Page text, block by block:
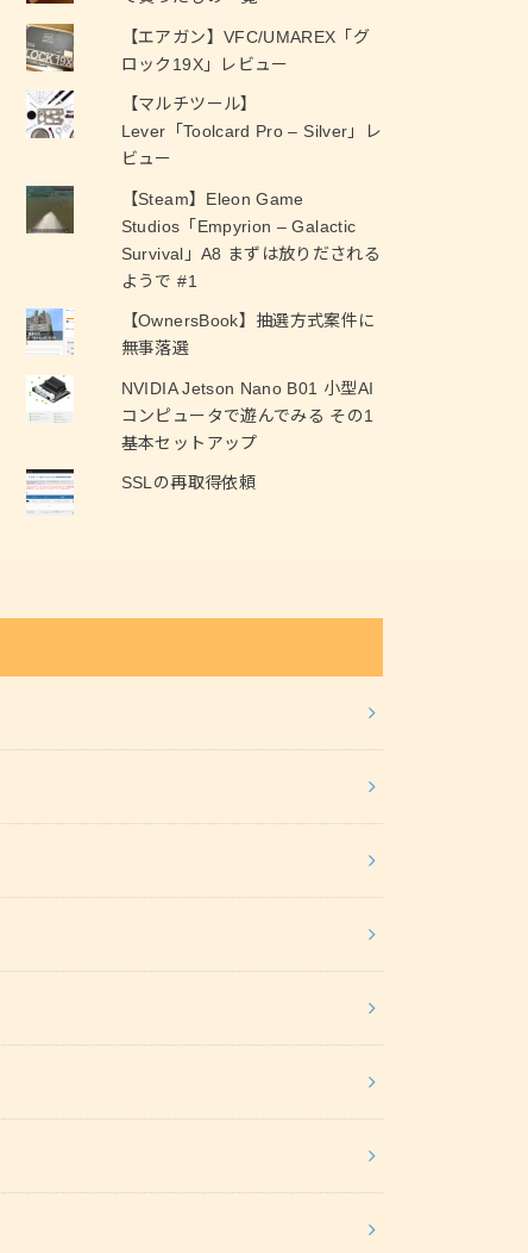
【エアガン】VFC/UMAREX「グ
ロック19X」レビュー
【マルチツール】
Lever「Toolcard Pro – Silver」レ
ビュー
【Steam】Eleon Game
Studios「Empyrion – Galactic
Survival」A8 まずは放りだされる
ようで #1
【OwnersBook】抽選方式案件に
無事落選
NVIDIA Jetson Nano B01 小型AI
コンピュータで遊んでみる その1
基本セットアップ
SSLの再取得依頼